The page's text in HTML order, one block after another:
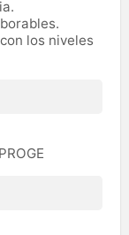
los niveles